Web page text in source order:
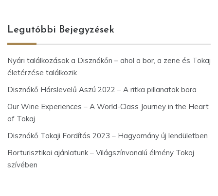
Legutóbbi Bejegyzések
Nyári találkozások a Disznókőn – ahol a bor, a zene és Tokaj
életérzése találkozik
Disznókő Hárslevelű Aszú 2022 – A ritka pillanatok bora
Our Wine Experiences – A World-Class Journey in the Heart
of Tokaj
Disznókő Tokaji Fordítás 2023 – Hagyomány új lendületben
Borturisztikai ajánlatunk – Világszínvonalú élmény Tokaj
szívében